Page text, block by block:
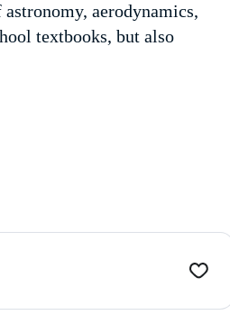
aerodynamics,
textbooks, but also